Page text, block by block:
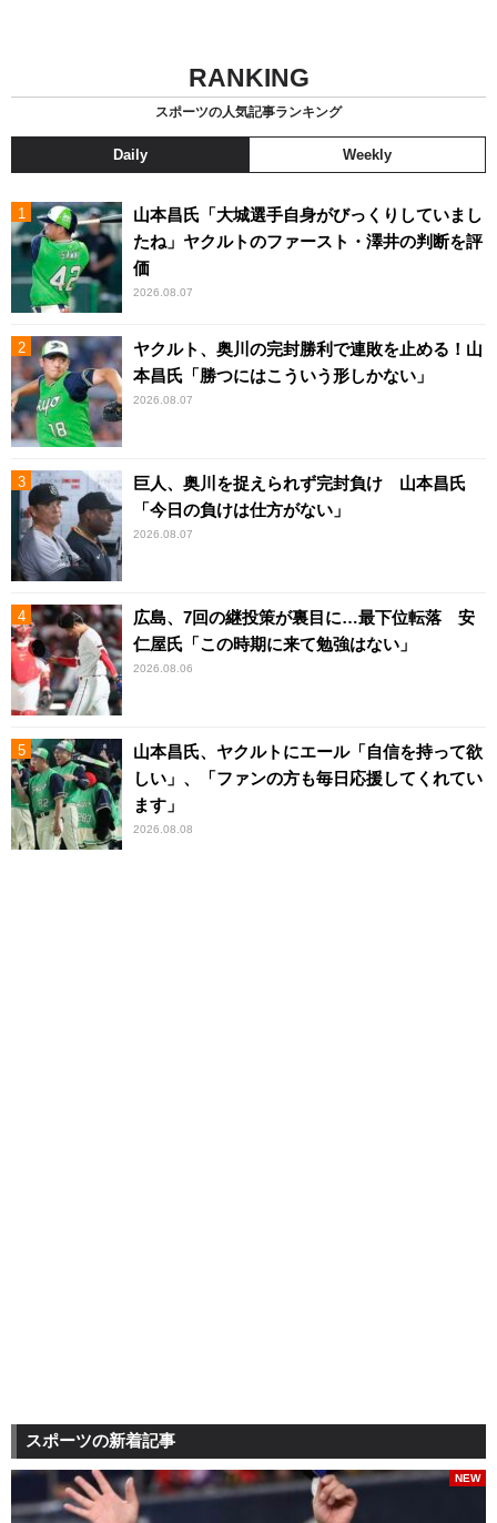
RANKING
スポーツの人気記事ランキング
Daily Weekly
山本昌氏「大城選手自身がびっくりしていまし
たね」ヤクルトのファースト・澤井の判断を評
価
2026.08.07
ヤクルト、奥川の完封勝利で連敗を止める！山
本昌氏「勝つにはこういう形しかない」
2026.08.07
巨人、奥川を捉えられず完封負け 山本昌氏
「今日の負けは仕方がない」
2026.08.07
広島、7回の継投策が裏目に…最下位転落 安
仁屋氏「この時期に来て勉強はない」
2026.08.06
山本昌氏、ヤクルトにエール「自信を持って欲
しい」、「ファンの方も毎日応援してくれてい
ます」
2026.08.08
スポーツの新着記事
NEW